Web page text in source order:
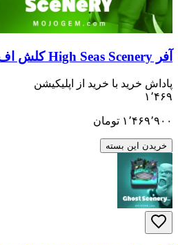
با خرید از اپلیکیشن
تومان
بسته